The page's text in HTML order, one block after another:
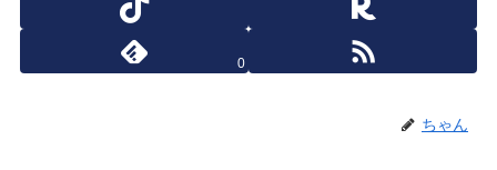
0
ちゃん